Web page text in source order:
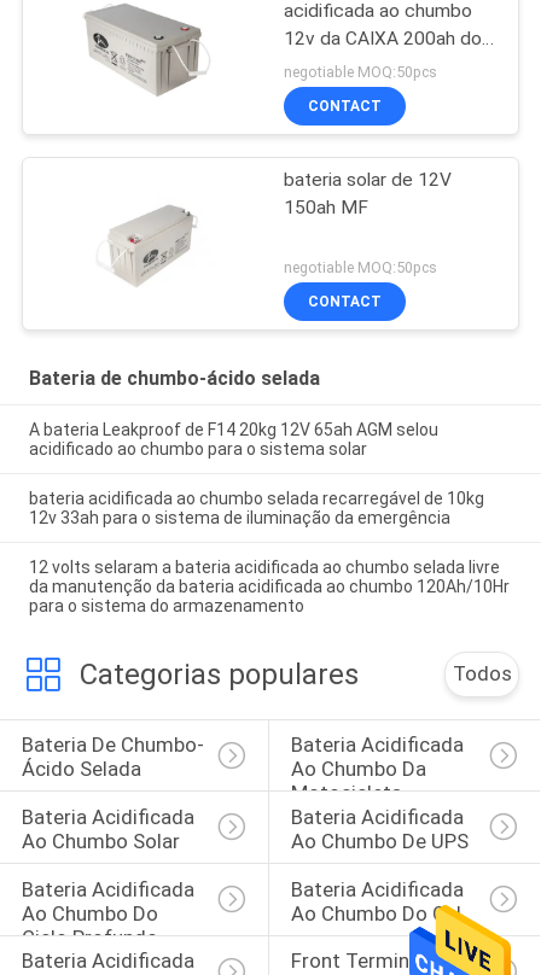
acidificada ao chumbo
12v da CAIXA 200ah do
ABS para o sistema solar
negotiable MOQ:50pcs
CONTACT
bateria solar de 12V
150ah MF
negotiable MOQ:50pcs
CONTACT
Bateria de chumbo-ácido selada
A bateria Leakproof de F14 20kg 12V 65ah AGM selou
acidificado ao chumbo para o sistema solar
bateria acidificada ao chumbo selada recarregável de 10kg
12v 33ah para o sistema de iluminação da emergência
12 volts selaram a bateria acidificada ao chumbo selada livre
da manutenção da bateria acidificada ao chumbo 120Ah/10Hr
para o sistema do armazenamento
Categorias populares Todos
Bateria De Chumbo-
Ácido Selada
Bateria Acidificada
Ao Chumbo Da
Motocicleta
Bateria Acidificada
Ao Chumbo Solar
Bateria Acidificada
Ao Chumbo De UPS
Bateria Acidificada
Ao Chumbo Do
Ciclo Profundo
Bateria Acidificada
Ao Chumbo Do Gel
Bateria Acidificada
Front Terminal